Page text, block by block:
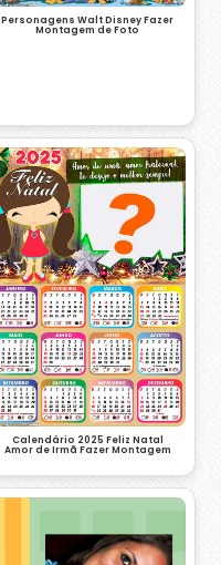
Personagens Walt Disney Fazer
Montagem de Foto
Calendário 2025 Feliz Natal
Amor de Irmã Fazer Montagem